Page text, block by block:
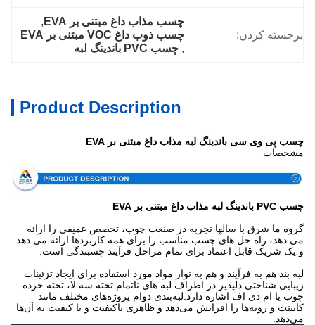
برجسته کردن:
چسب مذاب داغ مبتنی بر EVA
,
چسب ذوب داغ VOC مبتنی بر EVA
, چسب PVC باندینگ لبه
Product Description
چسب پی وی سی باندینگ لبه مذاب داغ مبتنی بر EVA
مشخصات
چسب PVC باندینگ لبه مذاب داغ مبتنی بر EVA
گروه ما شرق با سالها تجربه در صنعت چوب، تخصص عمیقی را ارائه
می دهد، راه حل های چسب مناسب را برای همه کاربردها ارائه می دهد
و یک شریک قابل اعتماد برای تمام مراحل فرآیند چسبندگی است.
لبه بند هم به فرآیند و هم به نوار مواد مورد استفاده برای ایجاد تزئینات
زیبایی شناختی دلپذیر در اطراف لبه های ناتمام تخته سه لا، تخته خرده
چوب یا ام دی اف اشاره دارد.لبه‌بندی دوام پروژه‌های مختلف مانند
کابینت و رویه‌ها را افزایش می‌دهد و ظاهری باکیفیت و با کیفیت به آن‌ها
می‌دهد.